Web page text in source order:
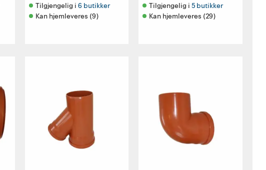
Tilgjengelig i 6 butikker
Kan hjemleveres (9)
Tilgjengelig i 5 butikker
Kan hjemleveres (29)